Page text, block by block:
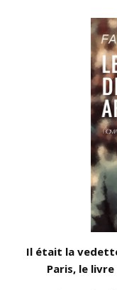
Il était la
Paris, le